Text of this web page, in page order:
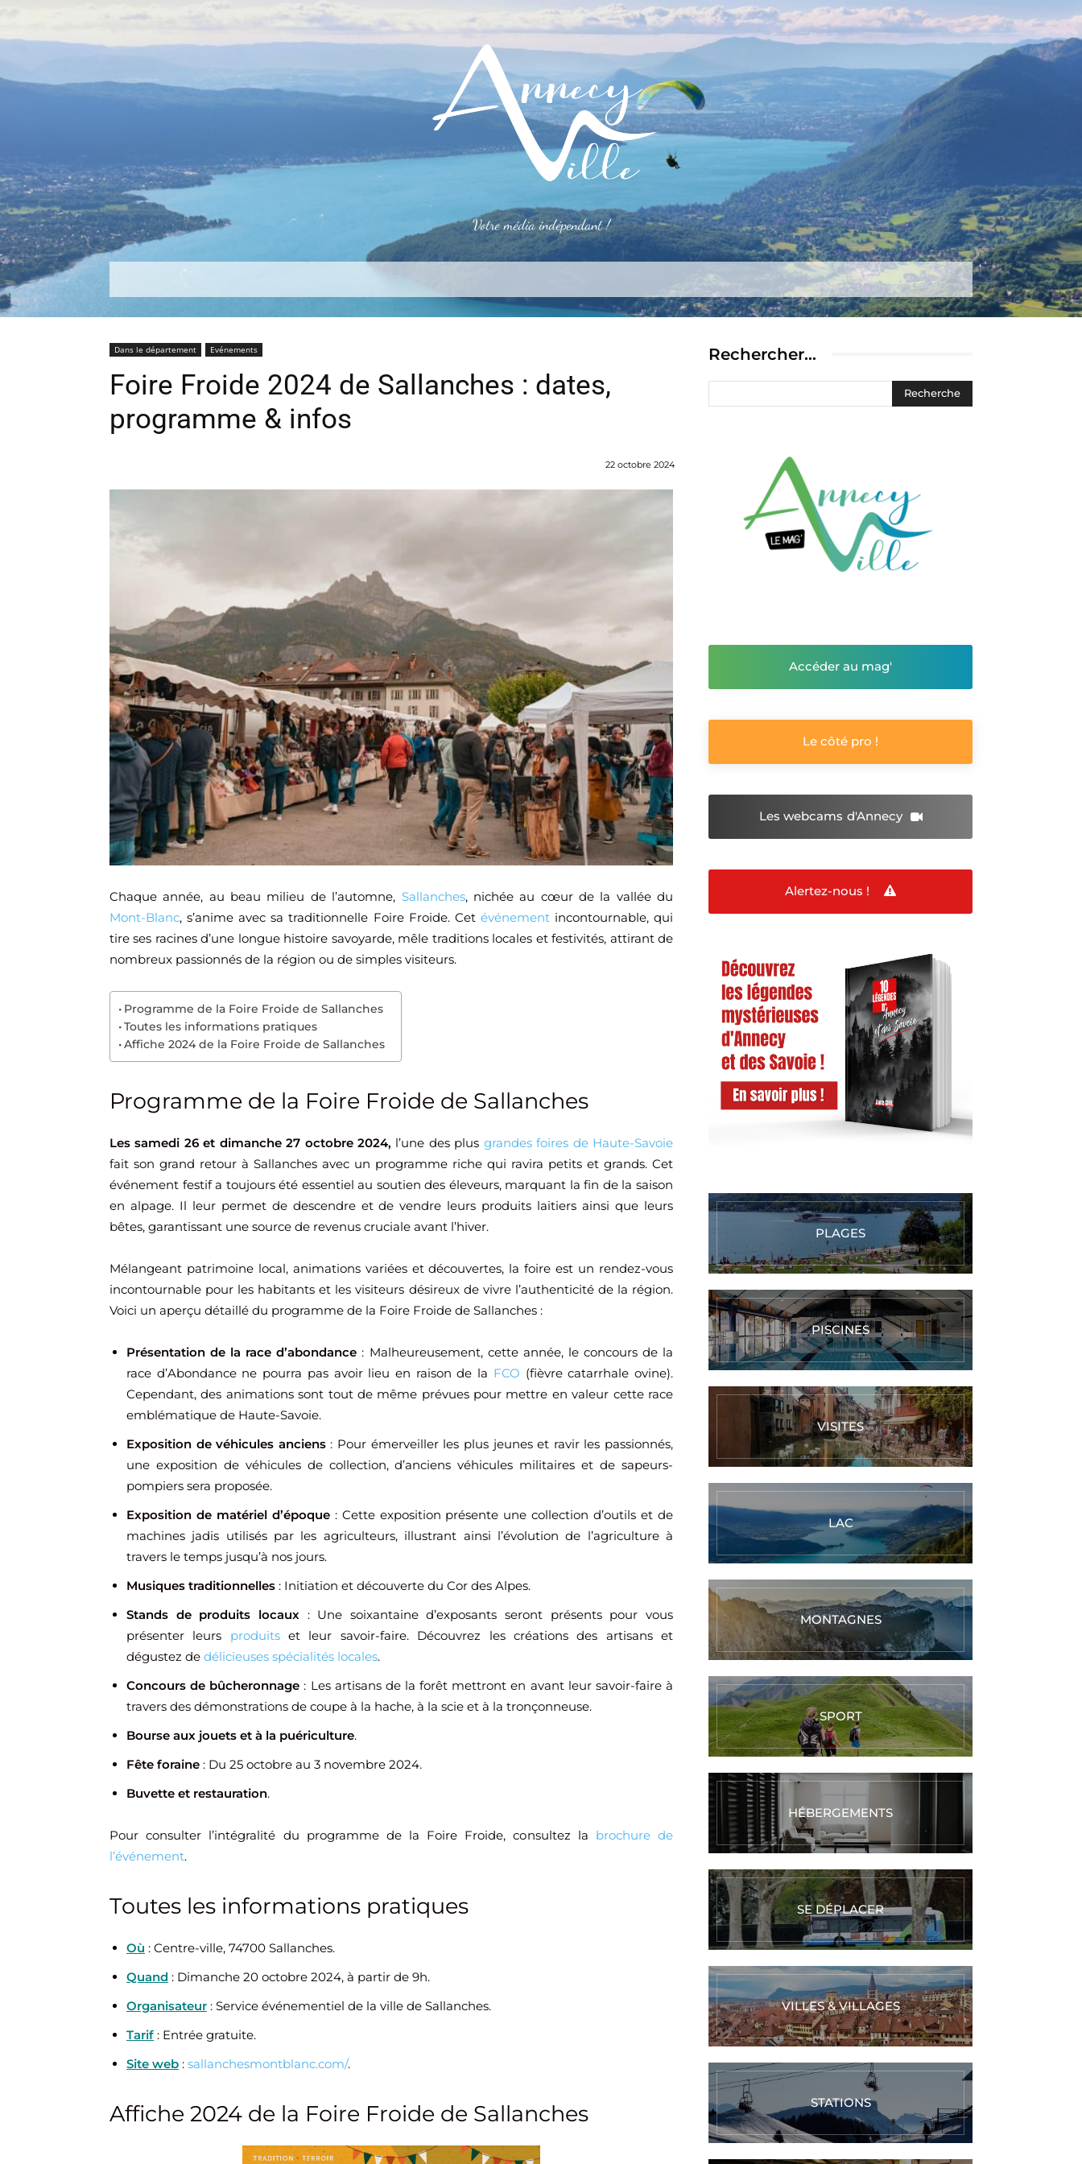
Votre média indépendant !
Alertez-nous Plus
Dans le département Evénements
Foire Froide 2024 de Sallanches : dates,
programme & infos
22 octobre 2024
Chaque année, au beau milieu de l’automne, Sallanches, nichée au cœur de la vallée du
Mont-Blanc, s’anime avec sa traditionnelle Foire Froide. Cet événementincontournable, qui
tire ses racines d’une longue histoire savoyarde, mêle traditions locales et festivités, attirant de
nombreux passionnés de la région ou de simples visiteurs.
Programme de la Foire Froide de Sallanches
Toutes les informations pratiques
Affiche 2024 de la Foire Froide de Sallanches
Programme de la Foire Froide de Sallanches
Les samedi 26 et dimanche 27 octobre 2024, l’une des plus grandes foires de Haute-Savoie
fait son grand retour à Sallanches avec un programme riche qui ravira petits et grands. Cet
événement festif a toujours été essentiel au soutien des éleveurs, marquant la fin de la saison
en alpage. Il leur permet de descendre et de vendre leurs produits laitiers ainsi que leurs
bêtes, garantissant une source de revenus cruciale avant l’hiver.
Mélangeant patrimoine local, animations variées et découvertes, la foire est un rendez-vous
incontournable pour les habitants et les visiteurs désireux de vivre l’authenticité de la région.
Voici un aperçu détaillé du programme de la Foire Froide de Sallanches :
Présentation de la race d’abondance : Malheureusement, cette année, le concours de la
race d’Abondance ne pourra pas avoir lieu en raison de la FCO (fièvre catarrhale ovine).
Cependant, des animations sont tout de même prévues pour mettre en valeur cette race
emblématique de Haute-Savoie.
Exposition de véhicules anciens: Pour émerveiller les plus jeunes et ravir les passionnés,
une exposition de véhicules de collection, d’anciens véhicules militaires et de sapeurs-
pompiers sera proposée.
Exposition de matériel d’époque: Cette exposition présente une collection d’outils et de
machines jadis utilisés par les agriculteurs, illustrant ainsi l’évolution de l’agriculture à
travers le temps jusqu’à nos jours.
Musiques traditionnelles : Initiation et découverte du Cor des Alpes.
Stands de produits locaux: Une soixantaine d’exposants seront présents pour vous
présenter leurs produitset leur savoir-faire. Découvrez les créations des artisans et
dégustez de délicieuses spécialités locales.
Concours de bûcheronnage : Les artisans de la forêt mettront en avant leur savoir-faire à
travers des démonstrations de coupe à la hache, à la scie et à la tronçonneuse.
Bourse aux jouets et à la puériculture.
Fête foraine : Du 25 octobre au 3 novembre 2024.
Buvette et restauration.
Pour consulter l’intégralité du programme de la Foire Froide, consultez la brochure de
l’événement.
Toutes les informations pratiques
Où : Centre-ville, 74700 Sallanches.
Quand : Dimanche 20 octobre 2024, à partir de 9h.
Organisateur : Service événementiel de la ville de Sallanches.
Tarif : Entrée gratuite.
Site web : sallanchesmontblanc.com/.
Affiche 2024 de la Foire Froide de Sallanches
Rechercher…
Accéder au mag'
Le côté pro !
Les webcams d'Annecy
Alertez-nous !
PLAGES
PISCINES
VISITES
LAC
MONTAGNES
SPORT
HÉBERGEMENTS
SE DÉPLACER
VILLES & VILLAGES
STATIONS